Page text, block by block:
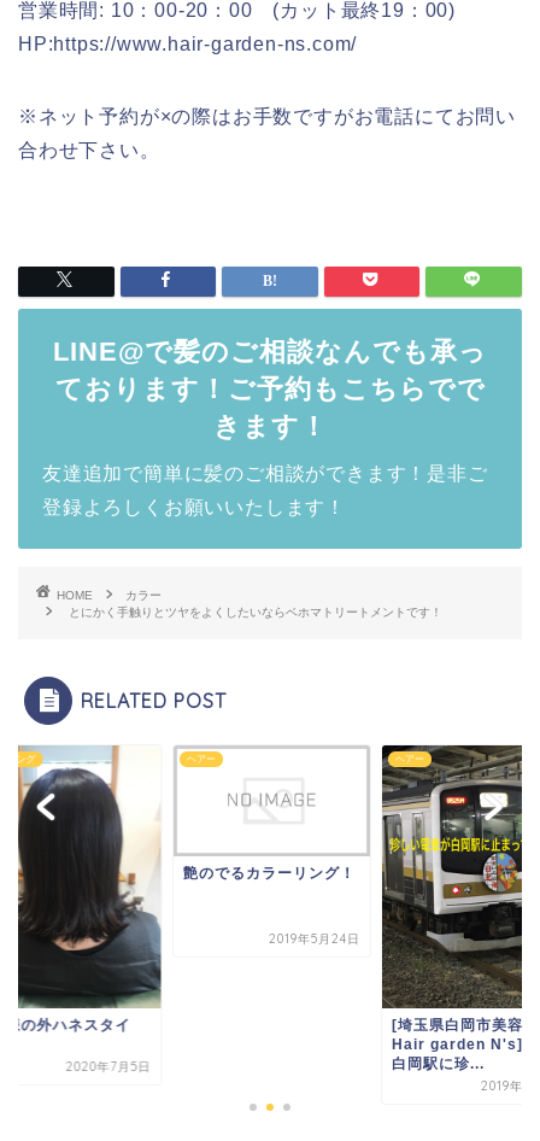
営業時間: 10：00-20：00 (カット最終19：00)
HP:https://www.hair-garden-ns.com/
※ネット予約が×の際はお手数ですがお電話にてお問い
合わせ下さい。
LINE@で髪のご相談なんでも承っ
ております！ご予約もこちらでで
きます！
友達追加で簡単に髪のご相談ができます！是非ご
登録よろしくお願いいたします！
HOME
カラー
とにかく手触りとツヤをよくしたいならベホマトリートメントです！
RELATED POST
リング
様の外ハネスタイ
2020年7月5日
ヘアー
艶のでるカラーリング！
2019年5月24日
ヘアー
[埼玉県白岡市美容室
Hair garden N's]昨
白岡駅に珍...
2019年11